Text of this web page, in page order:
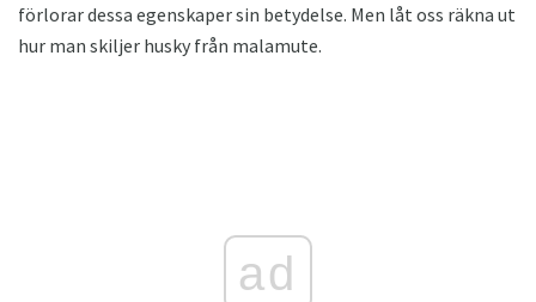
förlorar dessa egenskaper sin betydelse. Men låt oss räkna ut
hur man skiljer husky från malamute.
ad